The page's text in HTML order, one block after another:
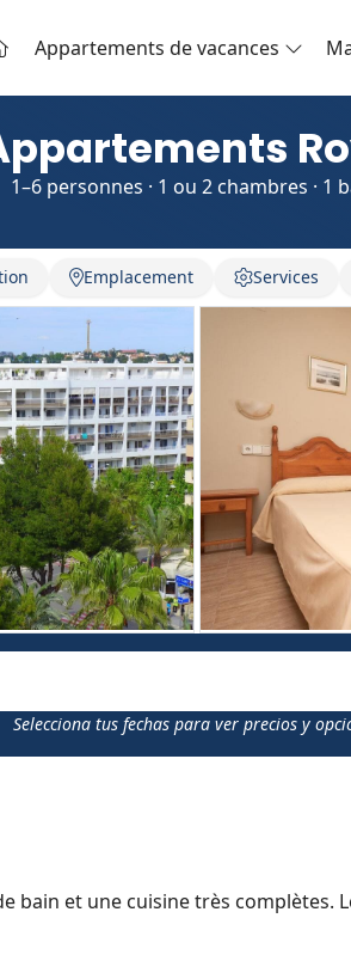
Appartements de vacances
1–6 personnes · 1 ou 2 chambres · 1
Emplacement Services
Selecciona tus fechas para ver precios y
bain et une cuisine très